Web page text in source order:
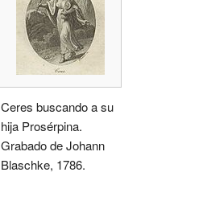
Ceres buscando a su
hija Prosérpina.
Grabado de Johann
Blaschke, 1786.